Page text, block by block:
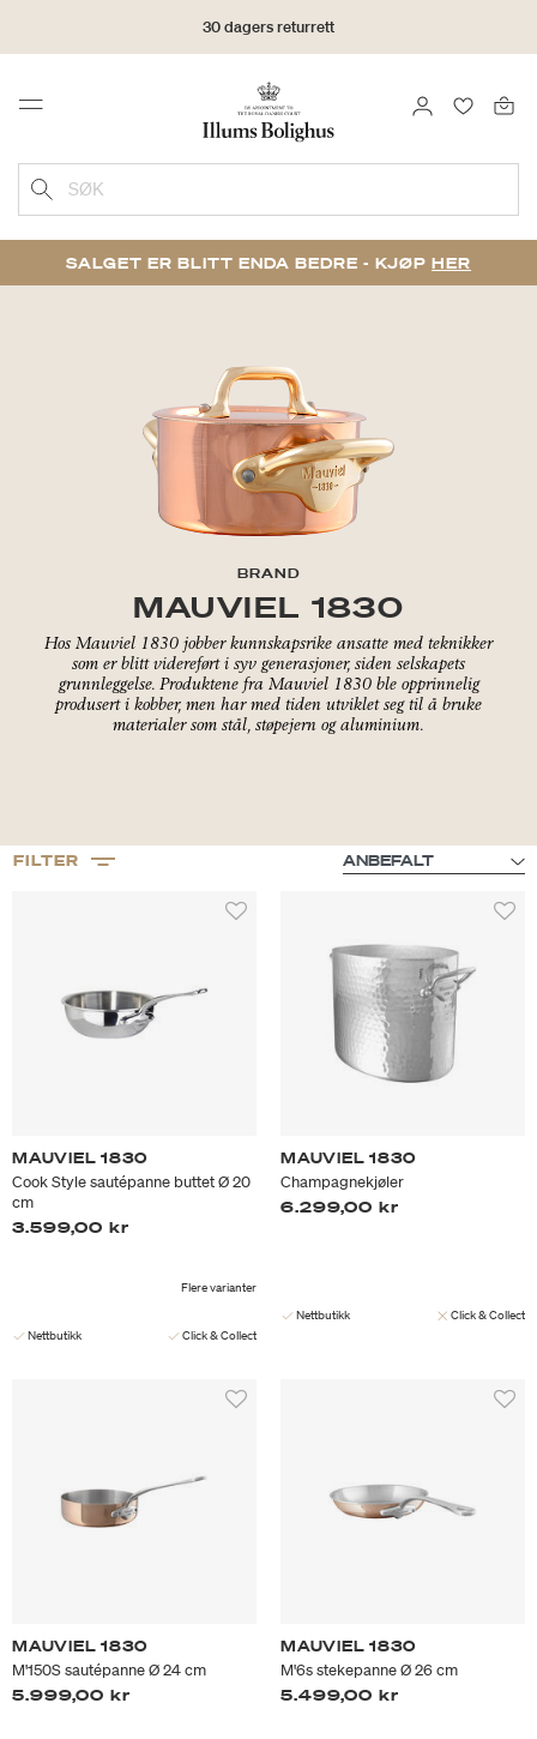
30 dagers returrett
Menu LOGG INN
SØK
SALGET ER BLITT ENDA BEDRE - KJØP HER
BRAND
MAUVIEL 1830
Hos Mauviel 1830 jobber kunnskapsrike ansatte med teknikker
som er blitt videreført i syv generasjoner, siden selskapets
grunnleggelse. Produktene fra Mauviel 1830 ble opprinnelig
produsert i kobber, men har med tiden utviklet seg til å bruke
materialer som stål, støpejern og aluminium.
FILTER
MAUVIEL 1830
Cook Style sautépanne buttet Ø 20
cm
3.599,00 kr
Flere varianter
Nettbutikk Click & Collect
MAUVIEL 1830
Champagnekjøler
6.299,00 kr
Nettbutikk Click & Collect
MAUVIEL 1830
M'150S sautépanne Ø 24 cm
5.999,00 kr
MAUVIEL 1830
M'6s stekepanne Ø 26 cm
5.499,00 kr